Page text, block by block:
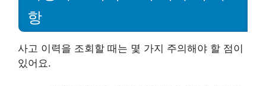
항
사고 이력을 조회할 때는 몇 가지 주의해야 할 점이
있어요.